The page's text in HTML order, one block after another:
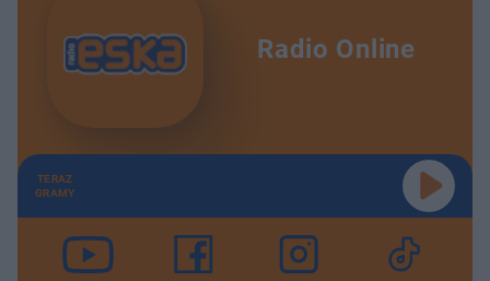
Radio Online
TERAZ
GRAMY